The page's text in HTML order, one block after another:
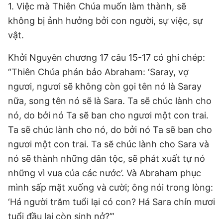
1. Việc mà Thiên Chúa muốn làm thành, sẽ
không bị ảnh hưởng bởi con người, sự việc, sự
vật.
Khởi Nguyên chương 17 câu 15-17 có ghi chép:
“Thiên Chúa phán bảo Abraham: ‘Saray, vợ
ngươi, ngươi sẽ không còn gọi tên nó là Saray
nữa, song tên nó sẽ là Sara. Ta sẽ chúc lành cho
nó, do bởi nó Ta sẽ ban cho ngươi một con trai.
Ta sẽ chúc lành cho nó, do bởi nó Ta sẽ ban cho
ngươi một con trai. Ta sẽ chúc lành cho Sara và
nó sẽ thành những dân tộc, sẽ phát xuất tự nó
những vì vua của các nước’. Và Abraham phục
mình sấp mặt xuống và cười; ông nói trong lòng:
‘Há người trăm tuổi lại có con? Há Sara chín mươi
tuổi đầu lại còn sinh nở?’”